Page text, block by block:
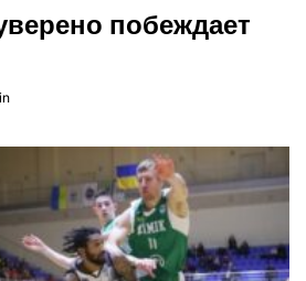
побеждает